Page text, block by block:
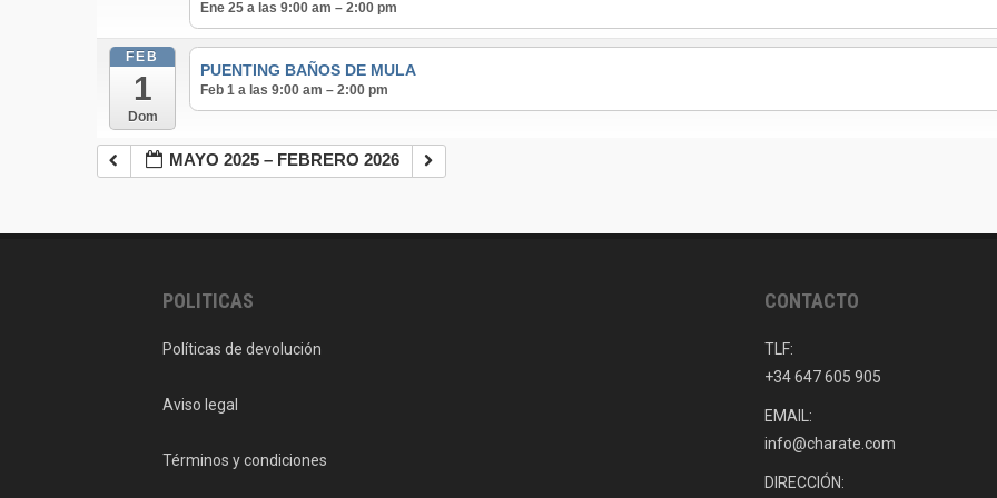
Ene 25 a las 9:00 am – 2:00 pm
FEB
1
Dom
PUENTING BAÑOS DE MULA
Feb 1 a las 9:00 am – 2:00 pm
MAYO 2025 – FEBRERO 2026
POLITICAS
Políticas de devolución
Aviso legal
Términos y condiciones
CONTACTO
TLF:
+34 647 605 905
EMAIL:
info@charate.com
DIRECCIÓN: